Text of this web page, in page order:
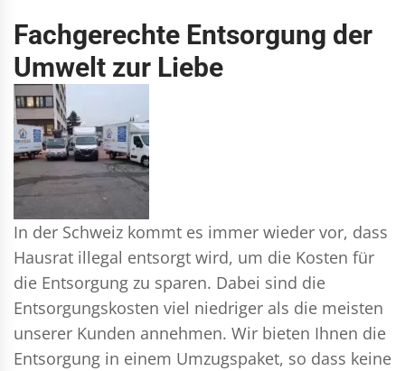
Fachgerechte Entsorgung der
Umwelt zur Liebe
In der Schweiz kommt es immer wieder vor, dass
Hausrat illegal entsorgt wird, um die Kosten für
die Entsorgung zu sparen. Dabei sind die
Entsorgungskosten viel niedriger als die meisten
unserer Kunden annehmen. Wir bieten Ihnen die
Entsorgung in einem Umzugspaket, so dass keine